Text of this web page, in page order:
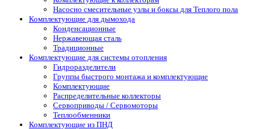
Насосно смесительные узлы и боксы для Теплого пола
Комплектующие для дымохода
Конденсационные
Нержавеющая сталь
Традиционные
Комплектующие для системы отопления
Гидроразделители
Группы быстрого монтажа и комплектующие
Комплектующие
Распределительные коллекторы
Сервоприводы / Сервомоторы
Теплообменники
Комплектующие из ПНД